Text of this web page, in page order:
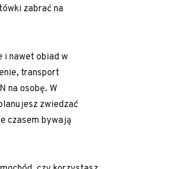
zabrać na
nawet obiad w
transport
na osobę. W
zwiedzać
czasem bywają